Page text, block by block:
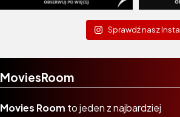
Sprawdź nasz Insta
MoviesRoom
Movies Room to jeden z najbardziej